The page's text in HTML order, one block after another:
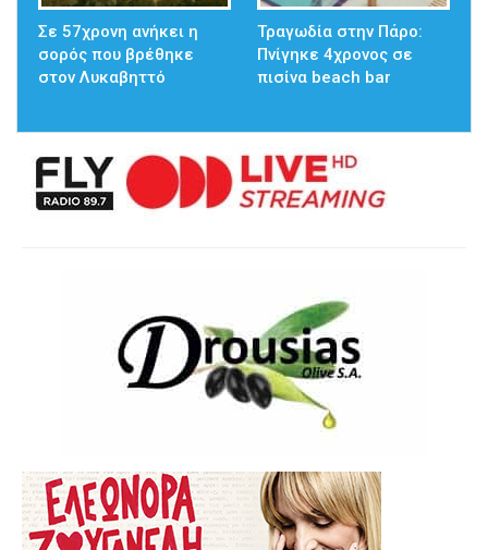
Σε 57χρονη ανήκει η
σορός που βρέθηκε
στον Λυκαβηττό
Τραγωδία στην Πάρο:
Πνίγηκε 4χρονος σε
πισίνα beach bar